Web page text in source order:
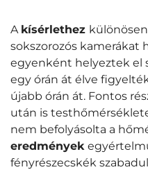
A kísérlethez
sokszorozós kamerákat
egyenként helyeztek el
egy órán át élve
újabb órán át. Fontos
után is
nem befolyásolta a
eredmények
fényrészecskék